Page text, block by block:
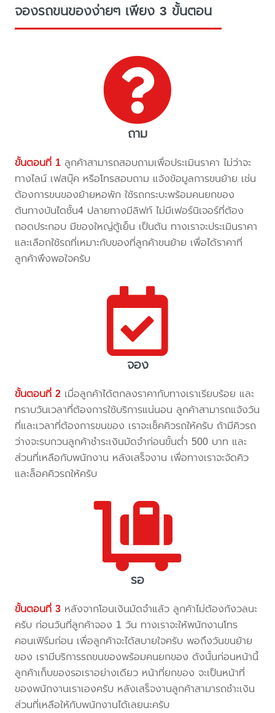
จองรถขนของง่ายๆ เพียง 3 ขั้นตอน
ถาม
ขั้นตอนที่ 1 ลูกค้าสามารถสอบถามเพื่อประเมินราคา ไม่ว่าจะ
ทางไลน์ เฟสบุ๊ค หรือโทรสอบถาม แจ้งข้อมูลการขนย้าย เช่น
ต้องการขนของย้ายหอพัก ใช้รถกระบะพร้อมคนยกของ
ต้นทางบันไดชั้น4 ปลายทางมีลิฟท์ ไม่มีเฟอร์นิเจอร์ที่ต้อง
ถอดประกอบ มีของใหญ่ตู้เย็น เป็นต้น ทางเราจะประเมินราคา
และเลือกใช้รถที่เหมาะกับของที่ลูกค้าขนย้าย เพื่อได้ราคาที่
ลูกค้าพึงพอใจครับ
จอง
ขั้นตอนที่ 2 เมื่อลูกค้าได้ตกลงราคากับทางเราเรียบร้อย และ
ทราบวันเวลาที่ต้องการใช้บริการแน่นอน ลูกค้าสามารถแจ้งวัน
ที่และเวลาที่ต้องการขนของ เราจะเช็คคิวรถให้ครับ ถ้ามีคิวรถ
ว่างจะรบกวนลูกค้าชำระเงินมัดจำก่อนขั้นต่ำ 500 บาท และ
ส่วนที่เหลือกับพนักงาน หลังเสร็จงาน เพื่อทางเราจะจัดคิว
และล็อคคิวรถให้ครับ
รอ
ขั้นตอนที่ 3 หลังจากโอนเงินมัดจำแล้ว ลูกค้าไม่ต้องกังวลนะ
ครับ ก่อนวันที่ลูกค้าจอง 1 วัน ทางเราจะให้พนักงานโทร
คอนเฟิร์มก่อน เพื่อลูกค้าจะได้สบายใจครับ พอถึงวันขนย้าย
ของ เรามีบริการรถขนของพร้อมคนยกของ ดังนั้นก่อนหน้านี้
ลูกค้าเก็บของรอเราอย่างเดียว หน้าที่ยกของ จะเป็นหน้าที่
ของพนักงานเราเองครับ หลังเสร็จงานลูกค้าสามารถชำะเงิน
ส่วนที่เหลือให้กับพนักงานได้เลยนะครับ